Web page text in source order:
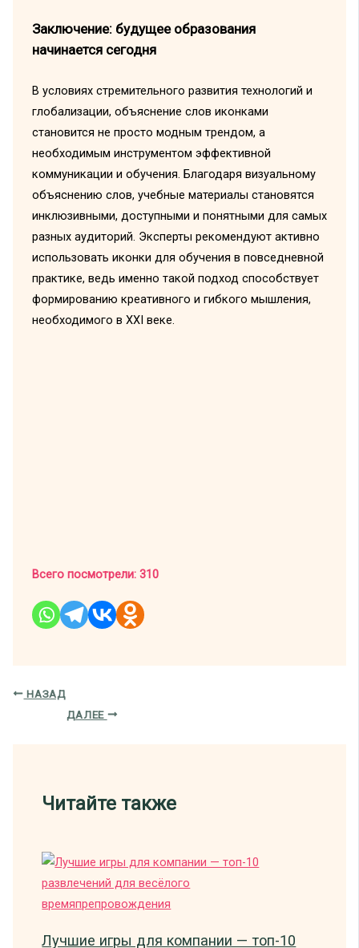
Заключение: будущее образования
начинается сегодня
В условиях стремительного развития технологий и
глобализации, объяснение слов иконками
становится не просто модным трендом, а
необходимым инструментом эффективной
коммуникации и обучения. Благодаря визуальному
объяснению слов, учебные материалы становятся
инклюзивными, доступными и понятными для самых
разных аудиторий. Эксперты рекомендуют активно
использовать иконки для обучения в повседневной
практике, ведь именно такой подход способствует
формированию креативного и гибкого мышления,
необходимого в XXI веке.
Всего посмотрели: 310
НАЗАД
ДАЛЕЕ
Читайте также
Лучшие игры для компании — топ-10